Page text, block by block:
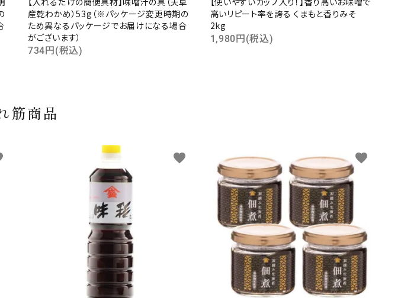
産乾わかめ）53g（※パッケージ変更時期の
ため異なるパッケージでお届けになる場合
がございます）
734円(税込)
高いリピート率を誇る くまもと香りみそ
2kg
1,980円(税込)
筋商品
favorite favorite